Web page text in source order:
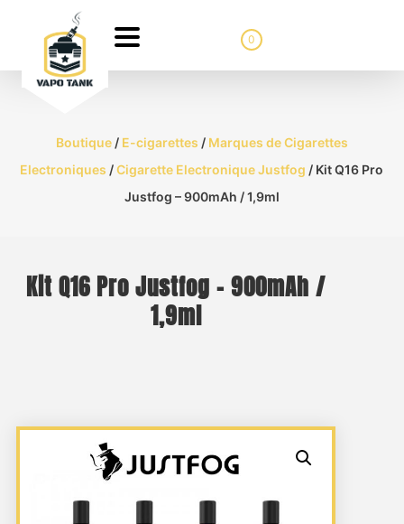
0
Boutique/ E-cigarettes / Marques de Cigarettes
Electroniques /Cigarette Electronique Justfog / Kit Q16 Pro
Justfog – 900mAh / 1,9ml
Kit Q16 Pro Justfog – 900mAh /
1,9ml